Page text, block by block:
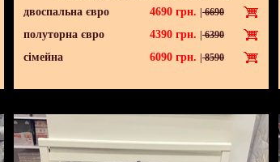
двоспальна євро
4690 грн. 6690
полуторна євро 4390 грн. 6390
сімейна 6090 грн. 8590